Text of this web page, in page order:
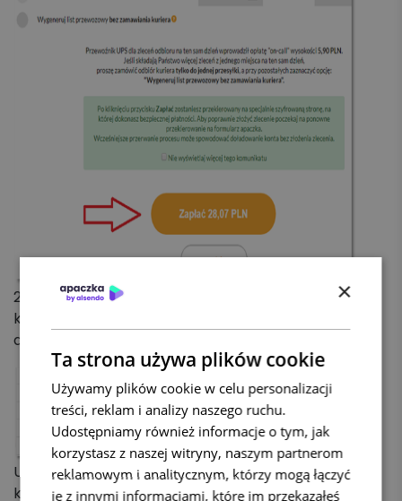
2. System przenosi na stronę płatności, na
której należy wybrać swój bank i zalogować się
do niego.
UWAGA! W tym przypadku, nie można zmienić
kwoty doładowania.
×
Ta strona używa plików cookie
Używamy plików cookie w celu personalizacji
treści, reklam i analizy naszego ruchu.
Udostępniamy również informacje o tym, jak
korzystasz z naszej witryny, naszym partnerom
reklamowym i analitycznym, którzy mogą łączyć
je z innymi informacjami, które im przekazałeś